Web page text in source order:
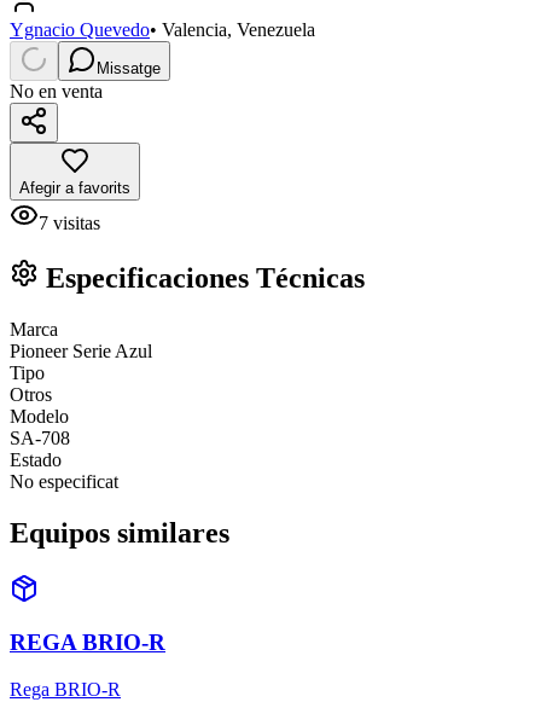
Ygnacio Quevedo• Valencia, Venezuela
Missatge
No en venta
Afegir a favorits
7 visitas
Especificaciones Técnicas
Marca
Pioneer Serie Azul
Tipo
Otros
Modelo
SA-708
Estado
No especificat
Equipos similares
REGA BRIO-R
Rega BRIO-R